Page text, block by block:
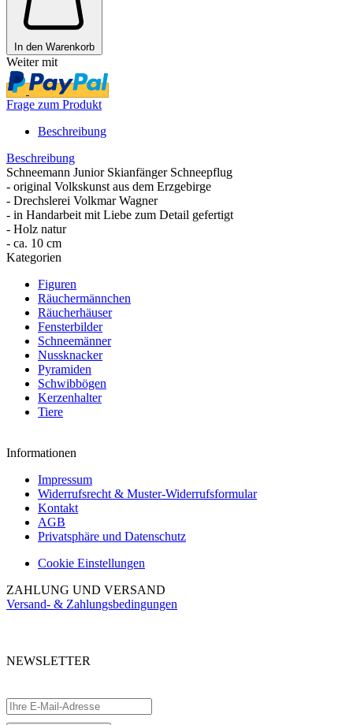
In den Warenkorb
Weiter mit
Frage zum Produkt
Beschreibung
Beschreibung
Schneemann Junior Skianfänger Schneepflug
- original Volkskunst aus dem Erzgebirge
- Drechslerei Volkmar Wagner
- in Handarbeit mit Liebe zum Detail gefertigt
- Holz natur
- ca. 10 cm
Kategorien
Figuren
Räuchermännchen
Räucherhäuser
Fensterbilder
Schneemänner
Nussknacker
Pyramiden
Schwibbögen
Kerzenhalter
Tiere
Informationen
Impressum
Widerrufsrecht & Muster-Widerrufsformular
Kontakt
AGB
Privatsphäre und Datenschutz
Cookie Einstellungen
ZAHLUNG UND VERSAND
Versand- & Zahlungsbedingungen
NEWSLETTER